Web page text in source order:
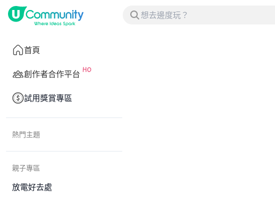
首頁
創作者合作平台
試用獎賞專區
熱門主題
親子專區
放電好去處